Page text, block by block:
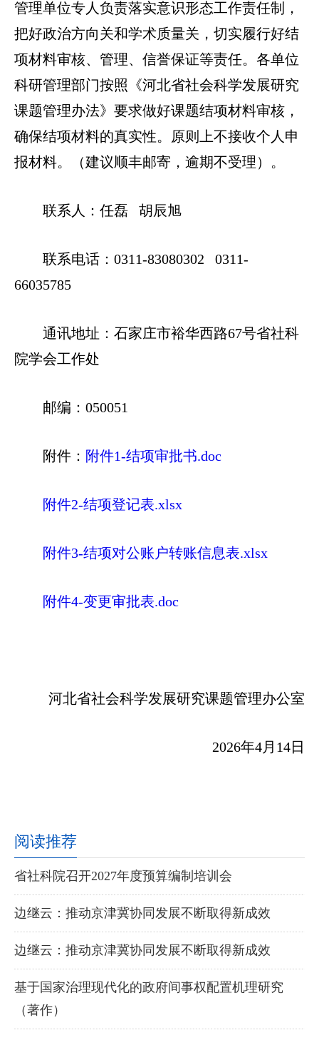
管理单位专人负责落实意识形态工作责任制，
把好政治方向关和学术质量关，切实履行好结
项材料审核、管理、信誉保证等责任。各单位
科研管理部门按照《河北省社会科学发展研究
课题管理办法》要求做好课题结项材料审核，
确保结项材料的真实性。原则上不接收个人申
报材料。（建议顺丰邮寄，逾期不受理）。
联系人：任磊 胡辰旭
联系电话：0311-83080302 0311-
66035785
通讯地址：石家庄市裕华西路67号省社科
院学会工作处
邮编：050051
附件： 附件1-结项审批书.doc
附件2-结项登记表.xlsx
附件3-结项对公账户转账信息表.xlsx
附件4-变更审批表.doc
河北省社会科学发展研究课题管理办公室
2026年4月14日
阅读推荐
省社科院召开2027年度预算编制培训会
边继云：推动京津冀协同发展不断取得新成效
边继云：推动京津冀协同发展不断取得新成效
基于国家治理现代化的政府间事权配置机理研究
（著作）